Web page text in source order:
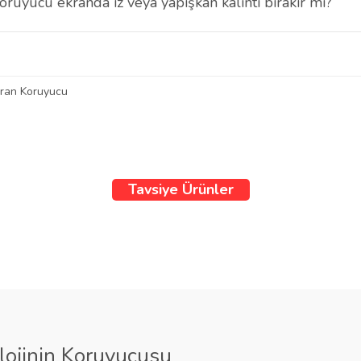
özel yapışkan teknolojisi sayesinde çıkarıldığında ekranda
Koruyucu
Bu ürüne ilk yorumu siz yapın!
Ürün hakkında henüz soru sorulmamış.
Tavsiye Ürünler